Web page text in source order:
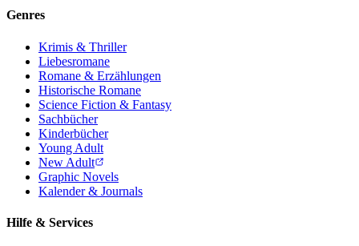
Genres
Krimis & Thriller
Liebesromane
Romane & Erzählungen
Historische Romane
Science Fiction & Fantasy
Sachbücher
Kinderbücher
Young Adult
New Adult
Graphic Novels
Kalender & Journals
Hilfe & Services